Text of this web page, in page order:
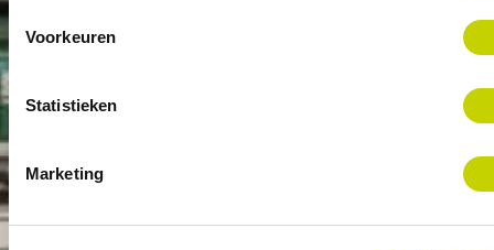
Voorkeuren
Statistieken
Marketing